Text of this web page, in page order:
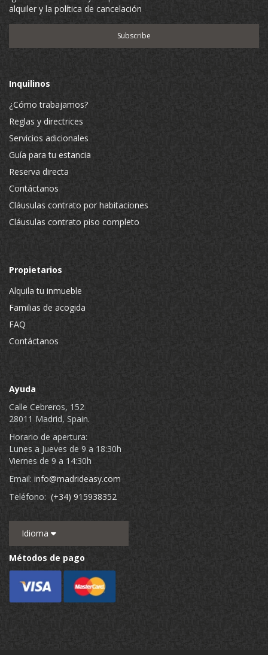
alquiler y la política de cancelación
Inquilinos
¿Cómo trabajamos?
Reglas y directrices
Servicios adicionales
Guía para tu estancia
Reserva directa
Contáctanos
Cláusulas contrato por habitaciones
Cláusulas contrato piso completo
Propietarios
Alquila tu inmueble
Familias de acogida
FAQ
Contáctanos
Ayuda
Calle Cebreros, 152
28011 Madrid, Spain.
Horario de apertura:
Lunes a Jueves de 9 a 18:30h
Viernes de 9 a 14:30h
Email: info@madrideasy.com
Teléfono: (+34) 915938352
Idioma
Métodos de pago